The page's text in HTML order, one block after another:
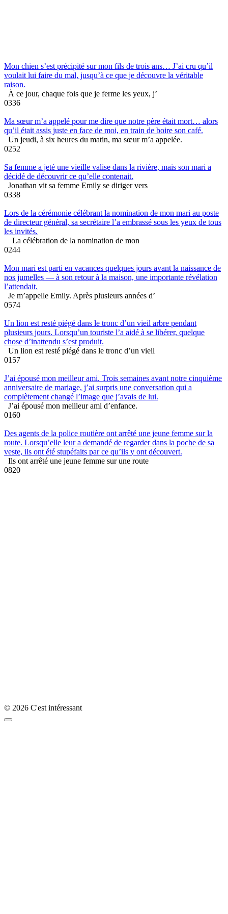
Mon chien s’est précipité sur mon fils de trois ans… J’ai cru qu’il
voulait lui faire du mal, jusqu’à ce que je découvre la véritable
raison.
À ce jour, chaque fois que je ferme les yeux, j’
0336
Ma sœur m’a appelé pour me dire que notre père était mort… alors
qu’il était assis juste en face de moi, en train de boire son café.
Un jeudi, à six heures du matin, ma sœur m’a appelée.
0252
Sa femme a jeté une vieille valise dans la rivière, mais son mari a
décidé de découvrir ce qu’elle contenait.
Jonathan vit sa femme Emily se diriger vers
0338
Lors de la cérémonie célébrant la nomination de mon mari au poste
de directeur général, sa secrétaire l’a embrassé sous les yeux de tous
les invités.
La célébration de la nomination de mon
0244
Mon mari est parti en vacances quelques jours avant la naissance de
nos jumelles — à son retour à la maison, une importante révélation
l’attendait.
Je m’appelle Emily. Après plusieurs années d’
0574
Un lion est resté piégé dans le tronc d’un vieil arbre pendant
plusieurs jours. Lorsqu’un touriste l’a aidé à se libérer, quelque
chose d’inattendu s’est produit.
Un lion est resté piégé dans le tronc d’un vieil
0157
J’ai épousé mon meilleur ami. Trois semaines avant notre cinquième
anniversaire de mariage, j’ai surpris une conversation qui a
complètement changé l’image que j’avais de lui.
J’ai épousé mon meilleur ami d’enfance.
0160
Des agents de la police routière ont arrêté une jeune femme sur la
route. Lorsqu’elle leur a demandé de regarder dans la poche de sa
veste, ils ont été stupéfaits par ce qu’ils y ont découvert.
Ils ont arrêté une jeune femme sur une route
0820
© 2026 C'est intéressant